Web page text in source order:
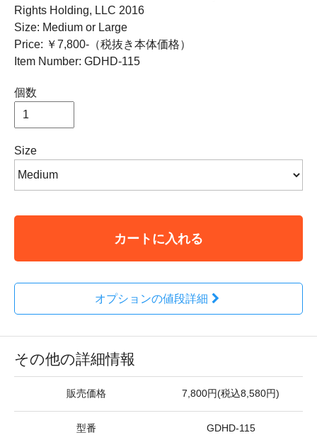
Rights Holding, LLC 2016
Size: Medium or Large
Price: ￥7,800-（税抜き本体価格）
Item Number: GDHD-115
個数
Size
カートに入れる
オプションの値段詳細
その他の詳細情報
販売価格 7,800円(税込8,580円)
型番 GDHD-115